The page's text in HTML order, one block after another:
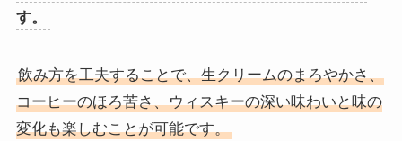
す。
飲み方を工夫することで、生クリームのまろやかさ、
コーヒーのほろ苦さ、ウィスキーの深い味わいと味の
変化も楽しむことが可能です。